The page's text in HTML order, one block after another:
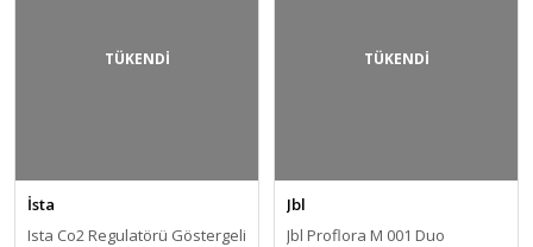
TÜKENDİ
İsta
Ista Co2 Regulatörü Göstergeli
TÜKENDİ
Jbl
Jbl Proflora M 001 Duo